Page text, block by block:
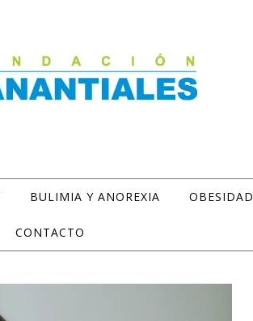
BULIMIA Y ANOREXIA OBESIDAD
CONTACTO